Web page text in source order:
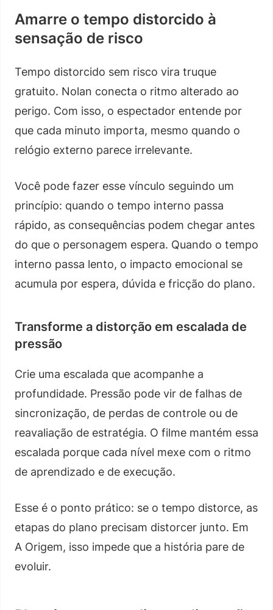
Amarre o tempo distorcido à
sensação de risco
Tempo distorcido sem risco vira truque
gratuito. Nolan conecta o ritmo alterado ao
perigo. Com isso, o espectador entende por
que cada minuto importa, mesmo quando o
relógio externo parece irrelevante.
Você pode fazer esse vínculo seguindo um
princípio: quando o tempo interno passa
rápido, as consequências podem chegar antes
do que o personagem espera. Quando o tempo
interno passa lento, o impacto emocional se
acumula por espera, dúvida e fricção do plano.
Transforme a distorção em escalada de
pressão
Crie uma escalada que acompanhe a
profundidade. Pressão pode vir de falhas de
sincronização, de perdas de controle ou de
reavaliação de estratégia. O filme mantém essa
escalada porque cada nível mexe com o ritmo
de aprendizado e de execução.
Esse é o ponto prático: se o tempo distorce, as
etapas do plano precisam distorcer junto. Em
A Origem, isso impede que a história pare de
evoluir.